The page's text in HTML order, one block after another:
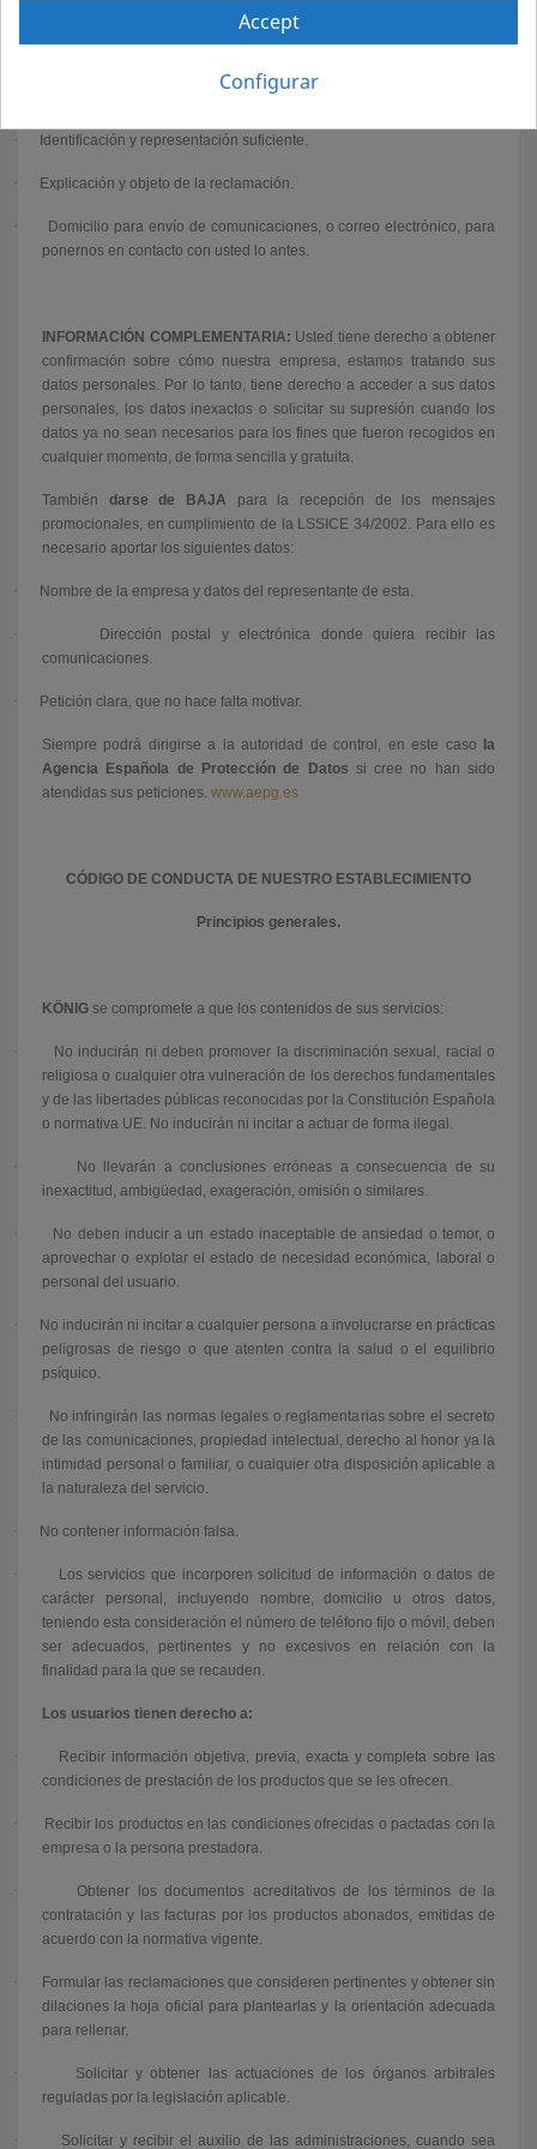
legalmente autorizada aporte los siguientes
· Identificación y representación suficiente.
· Explicación y objeto de la reclamación.
·
Domicilio para envío de comunicaciones, o correo electrónico, para
ponernos en contacto con usted lo antes.
INFORMACIÓN COMPLEMENTARIA: Usted tiene derecho a obtener
confirmación sobre cómo nuestra empresa, estamos tratando sus
datos personales. Por lo tanto, tiene derecho a acceder a sus datos
personales, los datos inexactos o solicitar su supresión cuando los
datos ya no sean necesarios para los fines que fueron recogidos en
cualquier momento, de forma sencilla y gratuita.
También darse de BAJA para la recepción de los mensajes
promocionales, en cumplimiento de la LSSICE 34/2002. Para ello es
necesario aportar los siguientes datos:
· Nombre de la empresa y datos del representante de esta.
·
Dirección postal y electrónica donde quiera recibir las
comunicaciones.
· Petición clara, que no hace falta motivar.
Siempre podrá dirigirse a la autoridad de control, en este caso
la
Agencia Española de Protección de Datos si cree no han sido
atendidas sus peticiones. www.aepg.es
CÓDIGO DE CONDUCTA DE NUESTRO ESTABLECIMIENTO
Principios generales.
KÖNIG se compromete a que los contenidos de sus servicios:
·
No inducirán ni deben promover la discriminación sexual, racial o
religiosa o cualquier otra vulneración de los derechos fundamentales
y de las libertades públicas reconocidas por la Constitución Española
o normativa UE. No inducirán ni incitar a actuar de forma ilegal.
·
No llevarán a conclusiones erróneas a consecuencia de su
inexactitud, ambigüedad, exageración, omisión o similares.
·
No deben inducir a un estado inaceptable de ansiedad o temor, o
aprovechar o explotar el estado de necesidad económica, laboral o
personal del usuario.
·
No inducirán ni incitar a cualquier persona a involucrarse en prácticas
peligrosas de riesgo o que atenten contra la salud o el equilibrio
psíquico.
·
No infringirán las normas legales o reglamentarias sobre el secreto
de las comunicaciones, propiedad intelectual, derecho al honor ya la
intimidad personal o familiar, o cualquier otra disposición aplicable a
la naturaleza del servicio.
· No contener información falsa.
·
Los servicios que incorporen solicitud de información o datos de
carácter personal, incluyendo nombre, domicilio u otros datos,
teniendo esta consideración el número de teléfono fijo o móvil, deben
ser adecuados, pertinentes y no excesivos en relación con la
finalidad para la que se recauden.
Los usuarios tienen derecho a:
·
Recibir información objetiva, previa, exacta y completa sobre las
condiciones de prestación de los productos que se les ofrecen.
·
Recibir los productos en las condiciones ofrecidas o pactadas con la
empresa o la persona prestadora.
·
Obtener los documentos acreditativos de los términos de la
contratación y las facturas por los productos abonados, emitidas de
acuerdo con la normativa vigente.
·
Formular las reclamaciones que consideren pertinentes y obtener sin
dilaciones la hoja oficial para plantearlas y la orientación adecuada
para rellenar.
·
Solicitar y obtener las actuaciones de los órganos arbitrales
reguladas por la legislación aplicable.
· Solicitar y recibir el auxilio de las administraciones, cuando sea
Accept
Configurar